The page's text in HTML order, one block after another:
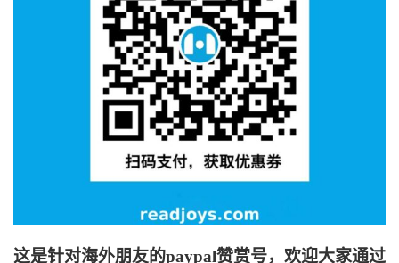
这是针对海外朋友的paypal赞赏号，欢迎大家通过